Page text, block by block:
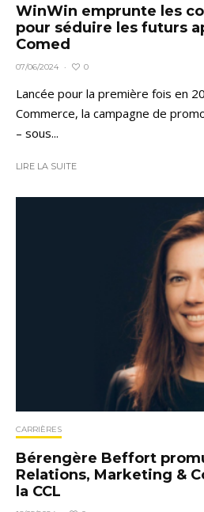
WinWin emprunte les
pour séduire les futurs
Comed
07/06/2024 · 0
Lancée pour la première fois en
Commerce, la campagne de
– sous...
LIRE LA SUITE
CARRIÈRES
Bérengère Beffort
Relations, Marketing &
la CCL